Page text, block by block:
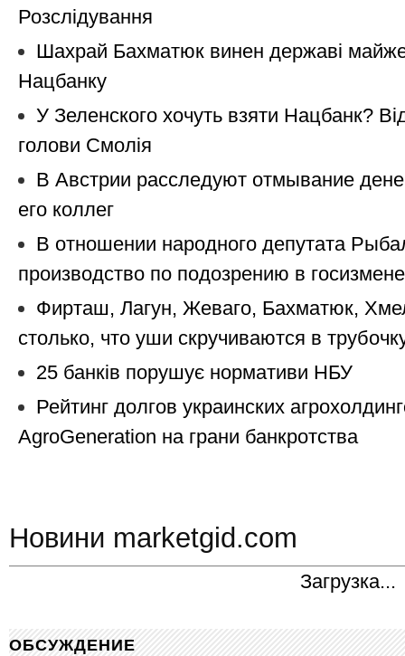
Розслідування
Шахрай Бахматюк винен державі
Нацбанку
У Зеленского хочуть взяти Нацбанк?
голови Смолія
В Австрии расследуют отмывание
его коллег
В отношении народного депутата
производство по подозрению в госизмене
Фирташ, Лагун, Жеваго, Бахматюк,
столько, что уши скручиваются в
25 банків порушує нормативи НБУ
Рейтинг долгов украинских
AgroGeneration на грани банкротства
Новини marketgid.com
Загрузка...
ОБСУЖДЕНИЕ